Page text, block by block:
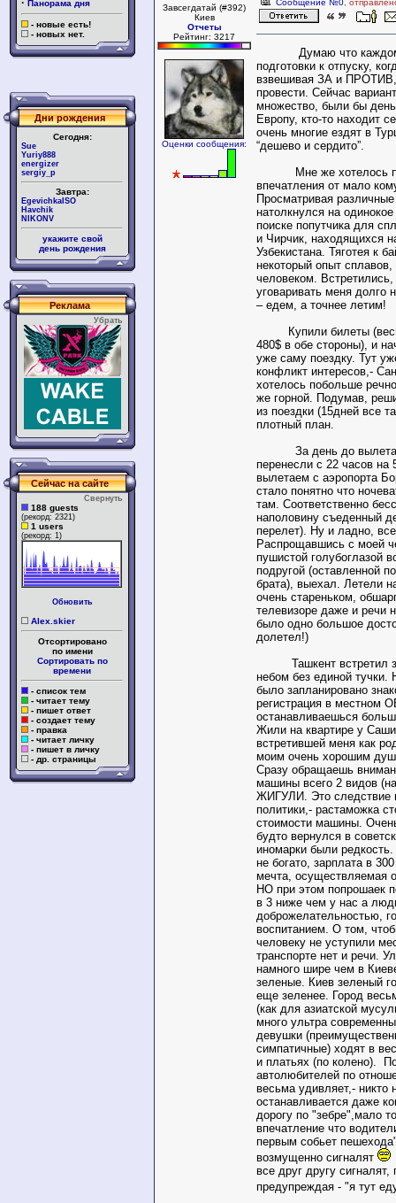
· Панорама дня
- новые есть!
- новых нет.
Дни рождения
Сегодня:
Sue
Yuriy888
energizer
sergiy_p
Завтра:
EgevichkaISO
Havchik
NIKONV
укажите свой
день рождения
Реклама
Убрать
Сейчас на сайте
Свернуть
188 guests
(рекорд: 2321)
1 users
(рекорд: 1)
Обновить
Alex.skier
Отсортировано
по имени
Сортировать по
времени
- список тем
- читает тему
- пишет ответ
- создает тему
- правка
- читает личку
- пишет в личку
- др. страницы
Завсегдатай (#392)
Киев
Отчеты
Рейтинг: 3217
Оценки сообщения:
Сообщение №0 ,
Думаю что каждому
подготовки к отпуску,
взвешивая ЗА и ПРОТИВ,
провести. Сейчас
множество, были бы
Европу, кто-то находит
очень многие ездят в
“дешево и сердито”.
Мне же хотелось
впечатления от мало
Просматривая
натолкнулся на
поиске попутчика для
и Чирчик, находящихся
Узбекистана. Тяготея к
некоторый опыт сплавов,
человеком.
уговаривать меня долго
– едем, а точнее летим!
Купили билеты
480$ в обе стороны), и
уже саму поездку. Тут
конфликт интересов,-
хотелось побольше
же горной. Подумав,
из поездки (15дней все
плотный план.
За день до вылета
перенесли с 22 часов на
вылетаем с аэропорта
стало понятно что
там. Соответственно
наполовину съеденный
перелет). Ну и ладно,
Распрощавшись с моей
пушистой голубоглазой
подругой (оставленной
брата), выехал. Летели
очень стареньком,
телевизоре даже и речи
было одно большое
долетел!)
Ташкент встретил
небом без единой тучки.
было запланировано
регистрация в местном
останавливаешься
Жили на квартире у
встретившей меня как
моим очень хорошим
Сразу обращаешь
машины всего 2 видов
ЖИГУЛИ. Это следствие
политики,- растаможка
стоимости машины.
будто вернулся в
иномарки были
не богато, зарплата в
мечта, осуществляемая
НО при этом попрошаек
в 3 ниже чем у нас а
доброжелательностью,
воспитанием. О том,
человеку не уступили
транспорте нет и речи.
намного шире чем в
зеленые. Киев зеленый
еще зеленее. Город
(как для азиатской
много ультра
девушки
симпатичные) ходят в
и платьях (по колено).
автолюбителей по
весьма удивляет,- никто
останавливается даже
дорогу по "зебре",мало
впечатление что
первым собьет
возмущенно сигналят
все друг другу сигналят,
предупреждая - "я тут